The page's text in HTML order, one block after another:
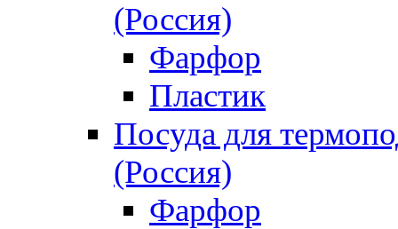
(Россия)
Фарфор
Пластик
Посуда для
(Россия)
Фарфор